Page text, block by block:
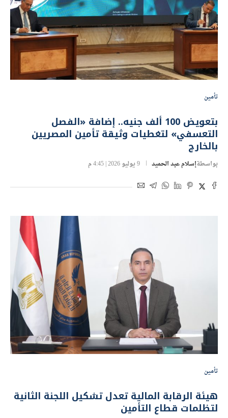
تأمين
بتعويض 100 ألف جنيه.. إضافة «الفصل
التعسفي» لتغطيات وثيقة تأمين المصريين
بالخارج
بواسطةإسلام عبد الحميد 9 يوليو 2026 | 4:45 م
تأمين
هيئة الرقابة المالية تعدل تشكيل اللجنة الثانية
لتظلمات قطاع التأمين